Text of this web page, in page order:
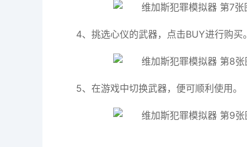
4、挑选心仪的武器，点击BUY进行购买。
5、在游戏中切换武器，便可顺利使用。